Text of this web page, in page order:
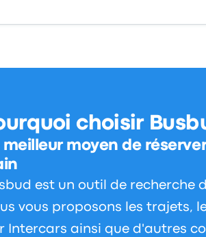
choisir
meilleur moyen de
est un outil de recherche
vous proposons les trajets,
Intercars ainsi que d'autres